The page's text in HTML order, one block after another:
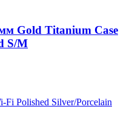
Gold Titanium Case
S/M